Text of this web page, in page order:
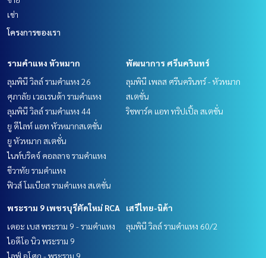
เช่า
โครงการของเรา
รามคำแหง หัวหมาก
ลุมพินี วิลล์ รามคำแหง 26
ศุภาลัย เวอเรนด้า รามคำแหง
ลุมพินี วิลล์ รามคำแหง 44
ยู ดีไลท์ แอท หัวหมากสเตชั่น
ยู หัวหมาก สเตชั่น
ไนท์บริดจ์ คอลลาจ รามคำแหง
ชีวาทัย รามคำแหง
ฟิวส์ โมเบียส รามคำแหง สเตชั่น
พัฒนาการ ศรีนครินทร์
ลุมพินี เพลส ศรีนครินทร์ - หัวหมาก
สเตชั่น
ริชพาร์ค แอท ทริปเปิ้ล สเตชั่น
พระราม 9 เพชรบุรีตัดใหม่ RCA
เดอะ เบส พระราม 9 - รามคำแหง
ไอดีโอ นิว พระราม 9
ไลฟ์ อโศก - พระราม 9
เสรีไทย-นิด้า
ลุมพินี วิลล์ รามคำแหง 60/2